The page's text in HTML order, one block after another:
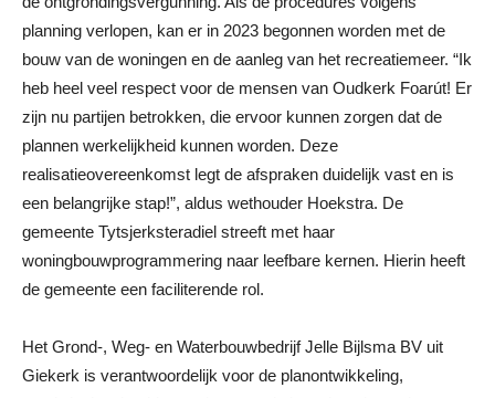
planning verlopen, kan er in 2023 begonnen worden met de
bouw van de woningen en de aanleg van het recreatiemeer. “Ik
heb heel veel respect voor de mensen van Oudkerk Foarút! Er
zijn nu partijen betrokken, die ervoor kunnen zorgen dat de
plannen werkelijkheid kunnen worden. Deze
realisatieovereenkomst legt de afspraken duidelijk vast en is
een belangrijke stap!”, aldus wethouder Hoekstra. De
gemeente Tytsjerksteradiel streeft met haar
woningbouwprogrammering naar leefbare kernen. Hierin heeft
de gemeente een faciliterende rol.
Het Grond-, Weg- en Waterbouwbedrijf Jelle Bijlsma BV uit
Giekerk is verantwoordelijk voor de planontwikkeling,